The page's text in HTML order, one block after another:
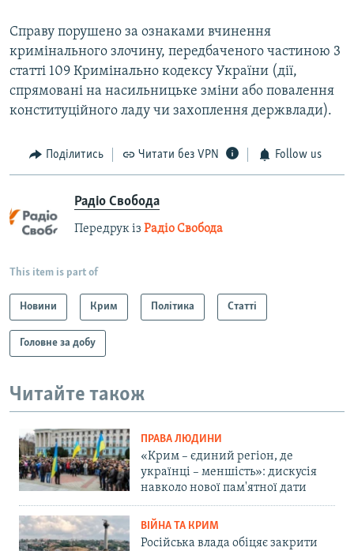
Справу порушено за ознаками вчинення
кримінального злочину, передбаченого частиною 3
статті 109 Кримінально кодексу України (дії,
спрямовані на насильницьке зміни або повалення
конституційного ладу чи захоплення держвлади).
Поділитись Читати без VPN Follow us
Радіо Свобода
Передрук із Радіо Свобода
This item is part of
Новини Крим Політика Статті
Головне за добу
Читайте також
ПРАВА ЛЮДИНИ
«Крим – єдиний регіон, де
українці – меншість»: дискусія
навколо нової пам'ятної дати
ВІЙНА ТА КРИМ
Російська влада обіцяє закрити